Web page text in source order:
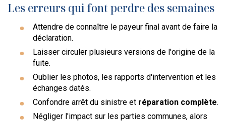
Les erreurs qui font perdre des semaines
Attendre de connaître le payeur final avant de faire la
déclaration.
Laisser circuler plusieurs versions de l'origine de la
fuite.
Oublier les photos, les rapports d'intervention et les
échanges datés.
Confondre arrêt du sinistre et réparation complète.
Négliger l'impact sur les parties communes, alors